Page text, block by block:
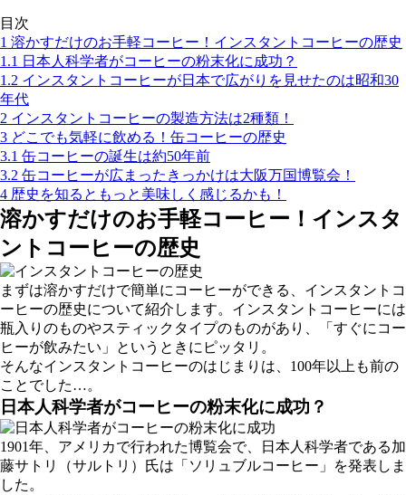
目次
1 溶かすだけのお手軽コーヒー！インスタントコーヒーの歴史
1.1 日本人科学者がコーヒーの粉末化に成功？
1.2 インスタントコーヒーが日本で広がりを見せたのは昭和30
年代
2 インスタントコーヒーの製造方法は2種類！
3 どこでも気軽に飲める！缶コーヒーの歴史
3.1 缶コーヒーの誕生は約50年前
3.2 缶コーヒーが広まったきっかけは大阪万国博覧会！
4 歴史を知るともっと美味しく感じるかも！
溶かすだけのお手軽コーヒー！インスタ
ントコーヒーの歴史
まずは溶かすだけで簡単にコーヒーができる、インスタントコ
ーヒーの歴史について紹介します。インスタントコーヒーには
瓶入りのものやスティックタイプのものがあり、「すぐにコー
ヒーが飲みたい」というときにピッタリ。
そんなインスタントコーヒーのはじまりは、100年以上も前の
ことでした…。
日本人科学者がコーヒーの粉末化に成功？
1901年、アメリカで行われた博覧会で、日本人科学者である加
藤サトリ（サルトリ）氏は「ソリュブルコーヒー」を発表しま
した。